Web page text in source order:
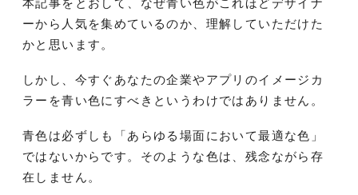
ーから人気を集めているのか、理解していただけた
かと思います。
しかし、今すぐあなたの企業やアプリのイメージカ
ラーを青い色にすべきというわけではありません。
青色は必ずしも「あらゆる場面において最適な色」
ではないからです。そのような色は、残念ながら存
在しません。